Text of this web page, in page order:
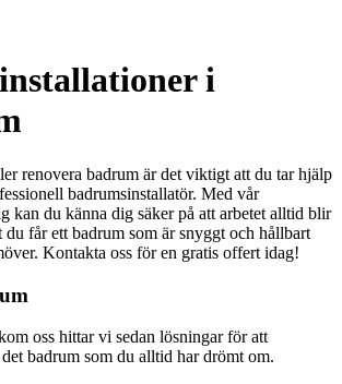
i
renovera badrum är det viktigt att du tar hjälp
badrumsinstallatör. Med vår
kan du känna dig säker på att arbetet alltid blir
får ett badrum som är snyggt och hållbart
Kontakta oss för en gratis offert idag!
oss hittar vi sedan lösningar för att
badrum som du alltid har drömt om.